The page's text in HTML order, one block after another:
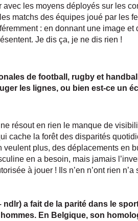
les moyens déployés sur les
matchs des équipes joué par les
: en donnant une image
Je dis ça, je ne dis rien !
de football, rugby et
les lignes, ou bien est-ce un
résout en rien le manque de
cache la forêt des disparités
veulent plus, des déplacements en
en a besoin, mais jamais
à jouer ! Ils n’en n’ont rien
a fait de la parité dans le
En Belgique, son